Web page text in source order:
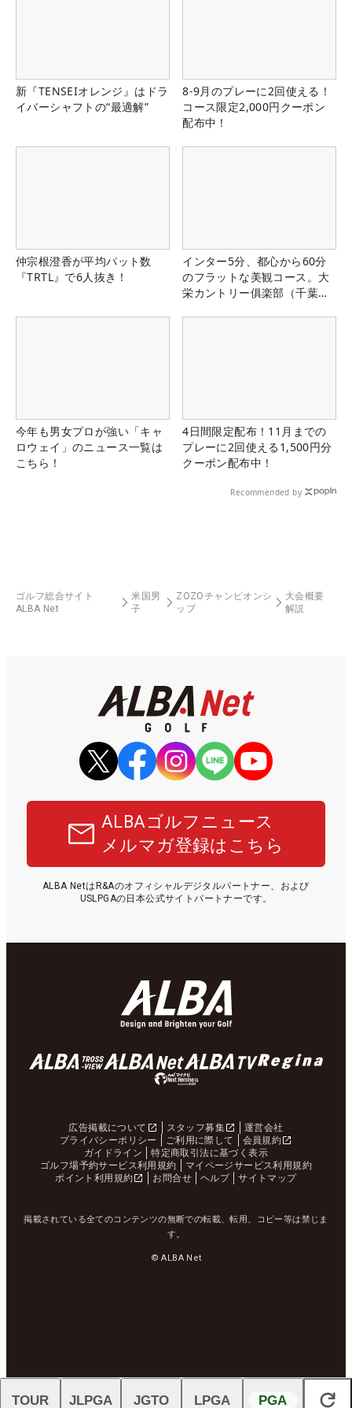
新『TENSEIオレンジ』はドラ
イバーシャフトの“最適解”
8-9月のプレーに2回使える！
コース限定2,000円クーポン
配布中！
仲宗根澄香が平均パット数
『TRTL』で6人抜き！
インター5分、都心から60分
のフラットな美観コース。大
栄カントリー俱楽部（千葉
今年も男女プロが強い「キャ
ロウェイ」のニュース一覧は
こちら！
4日間限定配布！11月までの
プレーに2回使える1,500円分
クーポン配布中！
Recommended by
ゴルフ総合サイト
ALBA Net
米国男
子
ZOZOチャンピオンシ
ップ
大会概要
解説
ALBAゴルフニュース
メルマガ登録はこちら
ALBA NetはR&Aのオフィシャルデジタルパートナー、および
USLPGAの日本公式サイトパートナーです。
広告掲載について スタッフ募集
運営会社
プライバシーポリシー
ご利用に際して
会員規約
ガイドライン
特定商取引法に基づく表示
ゴルフ場予約サービス利用規約
マイページサービス利用規約
ポイント利用規約
お問合せ ヘルプ サイトマップ
掲載されている全てのコンテンツの無断での転載、転用、コピー等は禁じま
す。
© ALBA Net
閉じる
TOUR JLPGA JGTO LPGA PGA